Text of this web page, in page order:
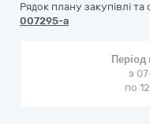
Рядок плану закупівлі
007295-a
Період
з
по